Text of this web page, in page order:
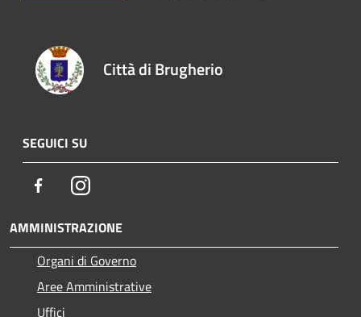
Città di Brugherio
SEGUICI SU
FacebookInstagram
AMMINISTRAZIONE
Organi di Governo
Aree Amministrative
Uffici